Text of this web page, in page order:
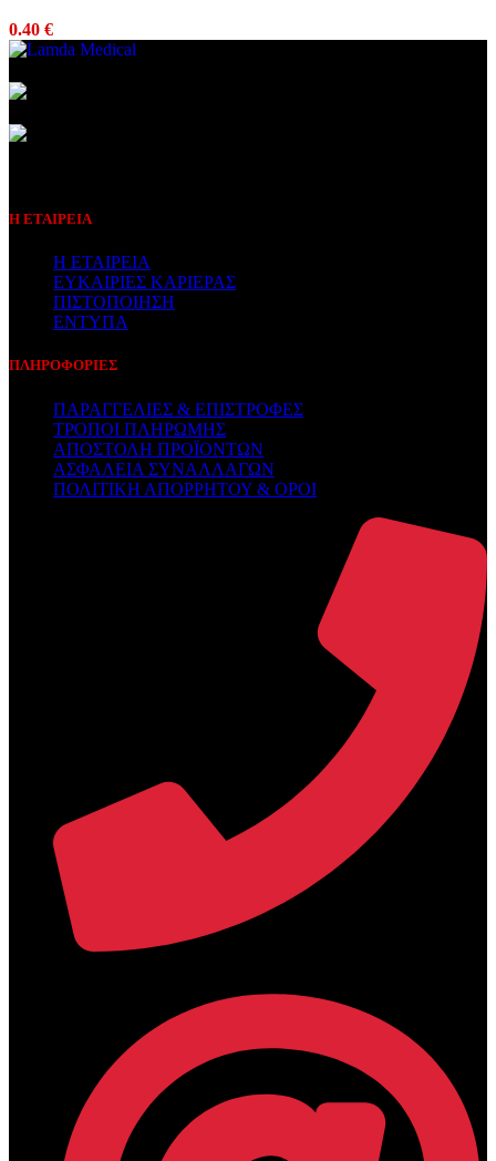
0.40 €
Η ΕΤΑΙΡΕΙΑ
Η ΕΤΑΙΡΕΙΑ
ΕΥΚΑΙΡΙΕΣ ΚΑΡΙΕΡΑΣ
ΠΙΣΤΟΠΟΙΗΣΗ
ΕΝΤΥΠΑ
ΠΛΗΡΟΦΟΡΙΕΣ
ΠΑΡΑΓΓΕΛΙΕΣ & ΕΠΙΣΤΡΟΦΕΣ
ΤΡΟΠΟΙ ΠΛΗΡΩΜΗΣ
ΑΠΟΣΤΟΛΗ ΠΡΟΪΟΝΤΩΝ
ΑΣΦΑΛΕΙΑ ΣΥΝΑΛΛΑΓΩΝ
ΠΟΛΙΤΙΚΗ ΑΠΟΡΡΗΤΟΥ & ΟΡΟΙ